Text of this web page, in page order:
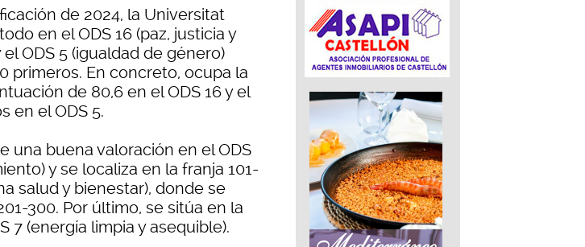
de 2024, la Universitat
en el ODS 16 (paz, justicia y
ODS 5 (igualdad de género)
primeros. En concreto, ocupa la
de 80,6 en el ODS 16 y el
en el ODS 5.
una buena valoración en el ODS
y se localiza en la franja 101-
salud y bienestar), donde se
300. Por último, se sitúa en la
7 (energía limpia y asequible).